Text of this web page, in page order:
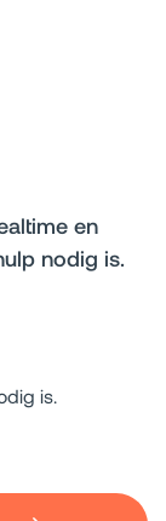
en
nodig is.
is.